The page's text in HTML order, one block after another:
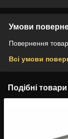
Умови
Повернення
Всі умови
Подібні